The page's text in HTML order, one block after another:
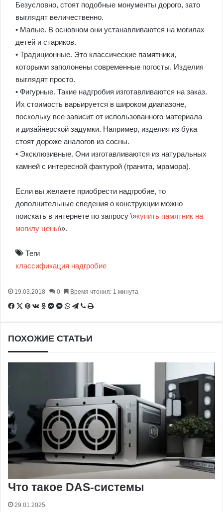
Безусловно, стоят подобные монументы дорого, зато
выглядят величественно.
• Малые. В основном они устанавливаются на могилах
детей и стариков.
• Традиционные. Это классические памятники,
которыми заполонены современные погосты. Изделия
выглядят просто.
• Фигурные. Такие надгробия изготавливаются на заказ.
Их стоимость варьируется в широком диапазоне,
поскольку все зависит от использованного материала
и дизайнерской задумки. Например, изделия из бука
стоят дороже аналогов из сосны.
• Эксклюзивные. Они изготавливаются из натуральных
камней с интересной фактурой (гранита, мрамора).
Если вы желаете приобрести надгробие, то
дополнительные сведения о конструкции можно
поискать в интернете по запросу \»купить памятник на
могилу цены\».
Теги
классификация надгробие
19.03.2018 0 Время чтения: 1 минута
Facebook
X Pinterest
Вконтакте
Одноклассники
Messenger
Messenger
WhatsApp
Telegram
ViberПечатать
ПОХОЖИЕ СТАТЬИ
Что такое DAS-системы
29.01.2025